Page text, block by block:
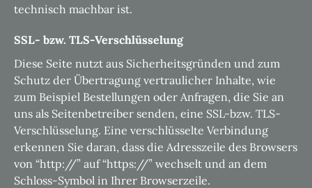
technisch machbar ist.
SSL- bzw. TLS-Verschlüsselung
Diese Seite nutzt aus Sicherheitsgründen und zum
Schutz der Übertragung vertraulicher Inhalte, wie
zum Beispiel Bestellungen oder Anfragen, die Sie an
uns als Seitenbetreiber senden, eine SSL-bzw. TLS-
Verschlüsselung. Eine verschlüsselte Verbindung
erkennen Sie daran, dass die Adresszeile des Browsers
von “http://” auf “https://” wechselt und an dem
Schloss-Symbol in Ihrer Browserzeile.